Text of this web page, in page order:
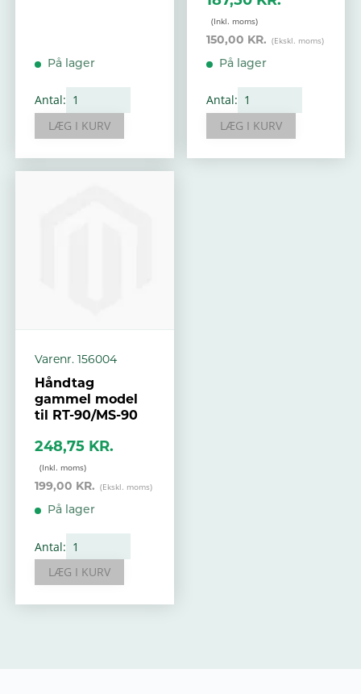
På lager
Antal:
LÆG I KURV
150,00 KR.
På lager
Antal:
LÆG I KURV
Varenr. 156004
Håndtag
gammel model
til RT-90/MS-90
248,75 KR.
199,00 KR.
På lager
Antal:
LÆG I KURV